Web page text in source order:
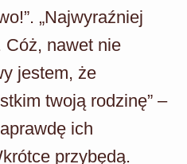
„Najwyraźniej
Cóż, nawet nie
jestem, że
twoją rodzinę” –
ich
przybędą.